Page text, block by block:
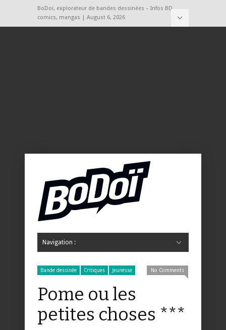
BoDoï, explorateur de bandes dessinées – Infos BD,
comics, mangas | August 6, 2026
Navigation :
Bande dessinée Critiques Jeunesse No Comments
Pome ou les
petites choses ***